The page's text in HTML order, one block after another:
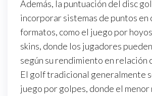
Además, la puntuación del disc
incorporar sistemas de puntos en
formatos, como el juego por
skins, donde los jugadores
según su rendimiento en relación
El golf tradicional generalmente
juego por golpes, donde el